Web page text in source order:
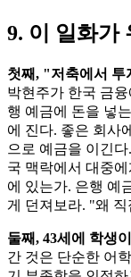
9. 이 일화가
첫째, "저축에서 투
박현주가 한국 금
행 예금에 돈을 넣
에 진다. 좋은 회사
으로 예금을 이긴
국 맥락에서 대중
에 있는가. 은행 예
게 던져보라. "왜
둘째, 43세에 학생
간 것은 단순한 어